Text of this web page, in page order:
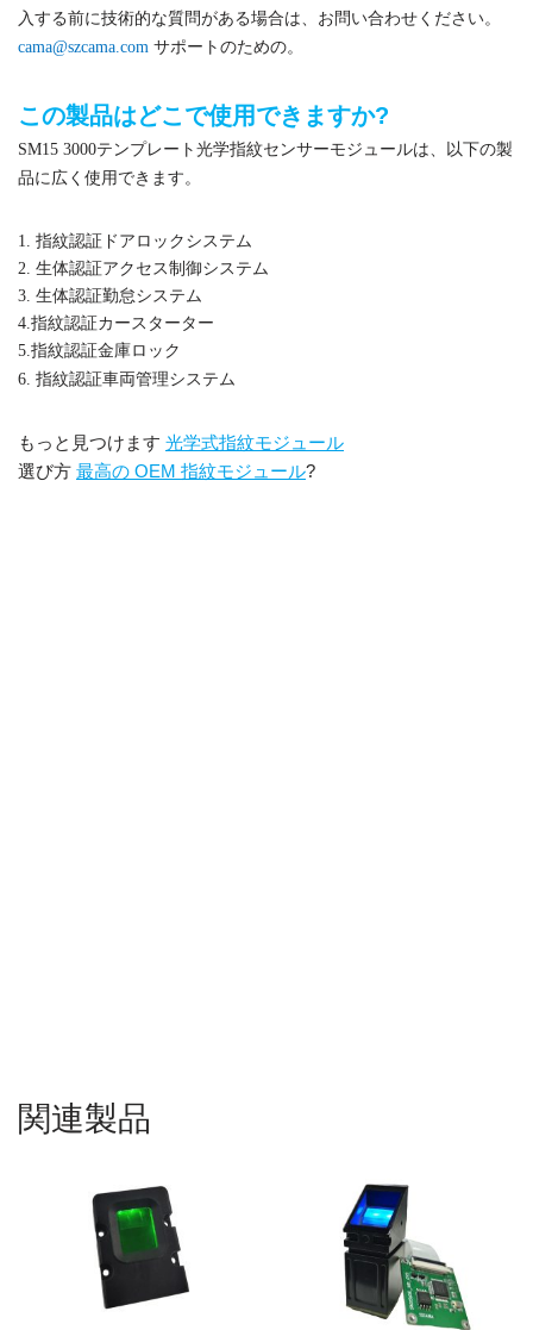
入する前に技術的な質問がある場合は、お問い合わせください。
cama@szcama.com サポートのための。
この製品はどこで使用できますか?
SM15 3000テンプレート光学指紋センサーモジュールは、以下の製
品に広く使用できます。
1. 指紋認証ドアロックシステム
2. 生体認証アクセス制御システム
3. 生体認証勤怠システム
4.指紋認証カースターター
5.指紋認証金庫ロック
6. 指紋認証車両管理システム
もっと見つけます 光学式指紋モジュール
選び方 最高の OEM 指紋モジュール?
関連製品